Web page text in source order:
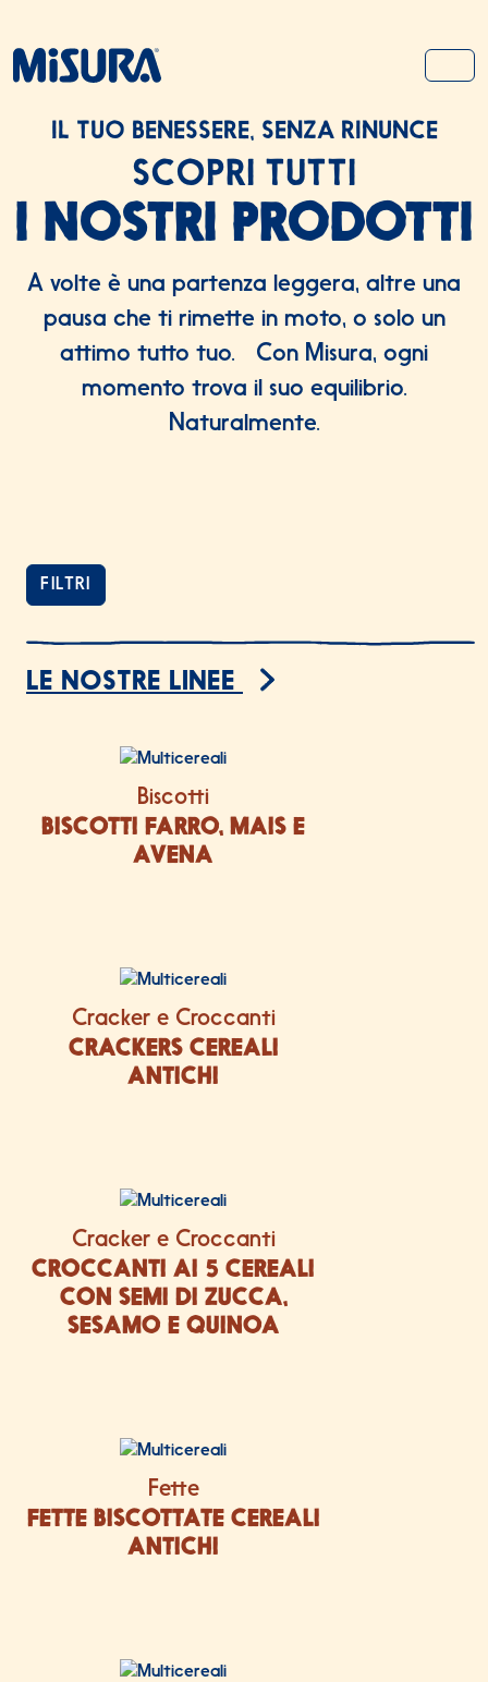
IL TUO BENESSERE, SENZA RINUNCE
SCOPRI TUTTI
I NOSTRI PRODOTTI
A volte è una partenza leggera, altre una
pausa che ti rimette in moto, o solo un
attimo tutto tuo. Con Misura, ogni
momento trova il suo equilibrio.
Naturalmente.
FILTRI
5 prodotti trovati
LE NOSTRE LINEE
Biscotti
BISCOTTI FARRO, MAIS E
AVENA
Cracker e Croccanti
CRACKERS CEREALI
ANTICHI
Cracker e Croccanti
CROCCANTI AI 5 CEREALI
CON SEMI DI ZUCCA,
SESAMO E QUINOA
Fette
FETTE BISCOTTATE CEREALI
ANTICHI